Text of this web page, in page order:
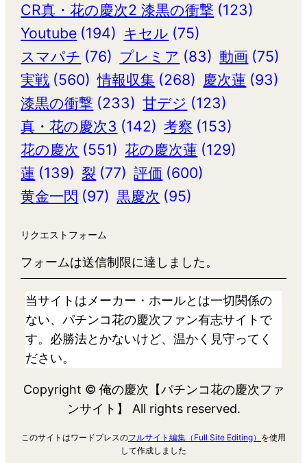
CR真・花の慶次2 漆黒の衝撃 (123)
Youtube (194) キセル (75)
スマパチ (76) プレミア (83) 動画 (75)
実戦 (560) 情報収集 (268) 慶次蓮 (93)
漆黒の衝撃 (233) 甘デジ (123)
真・花の慶次3 (142) 考察 (153)
花の慶次 (551) 花の慶次蓮 (129)
蓮 (139) 裂 (77) 評価 (600)
黄金一閃 (97) 黒慶次 (95)
リクエストフォーム
フォームは送信制限に達しました。
当サイトはメーカー・ホールとは一切関係の
ない、パチンコ花の慶次ファン有志サイトで
す。必勝法とかないけど、温かく見守ってく
ださい。
Copyright © 俺の慶次【パチンコ花の慶次ファ
ンサイト】 All rights reserved.
このサイトはワードプレスのフルサイト編集（Full Site Editing） を使用
して作成しました